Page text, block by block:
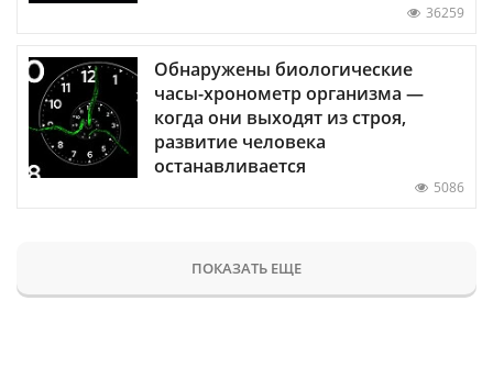
36259
Обнаружены биологические
часы-хронометр организма —
когда они выходят из строя,
развитие человека
останавливается
5086
ПОКАЗАТЬ ЕЩЕ